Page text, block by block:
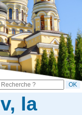
la